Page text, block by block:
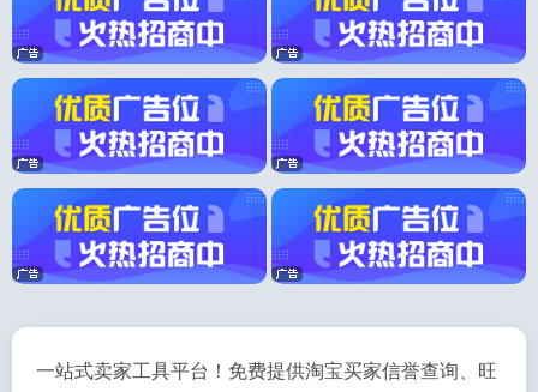
一站式卖家工具平台！免费提供淘宝买家信誉查询、旺